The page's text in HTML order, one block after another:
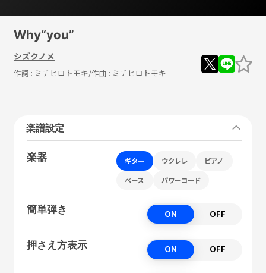
Why“you”
シズクノメ
作詞 : ミチヒロトモキ/作曲 : ミチヒロトモキ
楽譜設定
楽器 ギター ウクレレ ピアノ
ベース パワーコード
簡単弾き ON OFF
押さえ方表示 ON OFF